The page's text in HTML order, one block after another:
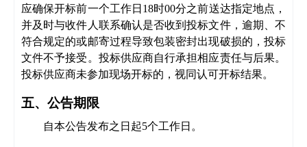
应确保开标前一个工作日 18时00分之前送达指定地点，
并及时与收件人联系确认是否收到投标文件，逾期、不
符合规定的或邮寄过程导致包装密封出现破损的，投标
文件不予接受。投标供应商自行承担相应责任与后果。
投标供应商未参加现场开标的，视同认可开标结果。
五、公告期限
自本公告发布之日起5个工作日。